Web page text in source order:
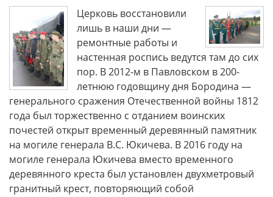
Церковь восстановили
лишь в наши дни —
ремонтные работы и
настенная роспись ведутся там до сих
пор. В 2012-м в Павловском в 200-
летнюю годовщину дня Бородина —
генерального сражения Отечественной войны 1812
года был торжественно с отданием воинских
почестей открыт временный деревянный памятник
на могиле генерала В.С. Юкичева. В 2016 году на
могиле генерала Юкичева вместо временного
деревянного креста был установлен двухметровый
гранитный крест, повторяющий собой